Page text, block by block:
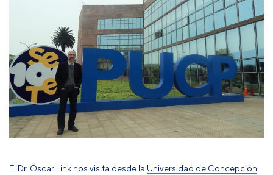
El Dr. Óscar Link nos visita desde la Universidad de Concepción